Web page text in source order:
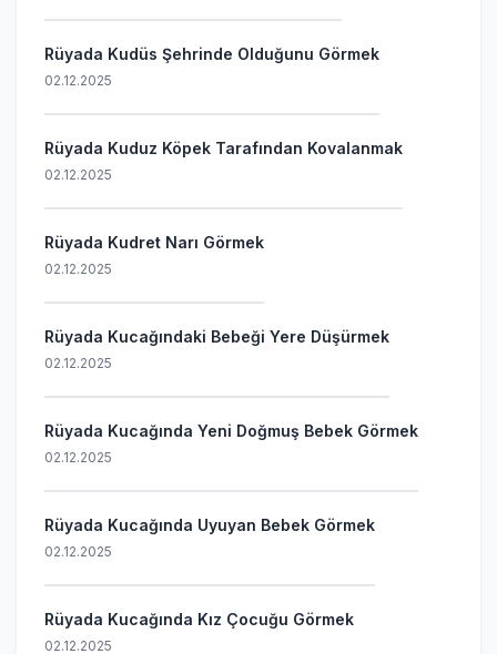
Rüyada Kudüs Şehrinde Olduğunu Görmek
02.12.2025
Rüyada Kuduz Köpek Tarafından Kovalanmak
02.12.2025
Rüyada Kudret Narı Görmek
02.12.2025
Rüyada Kucağındaki Bebeği Yere Düşürmek
02.12.2025
Rüyada Kucağında Yeni Doğmuş Bebek Görmek
02.12.2025
Rüyada Kucağında Uyuyan Bebek Görmek
02.12.2025
Rüyada Kucağında Kız Çocuğu Görmek
02.12.2025